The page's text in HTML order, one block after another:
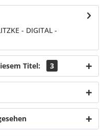
- DIGITAL -
Titel: 3